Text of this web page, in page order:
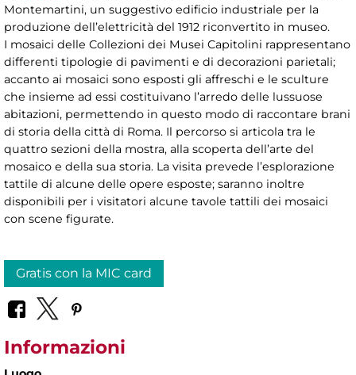
Montemartini, un suggestivo edificio industriale per la
produzione dell’elettricità del 1912 riconvertito in museo.
I mosaici delle Collezioni dei Musei Capitolini rappresentano
differenti tipologie di pavimenti e di decorazioni parietali;
accanto ai mosaici sono esposti gli affreschi e le sculture
che insieme ad essi costituivano l’arredo delle lussuose
abitazioni, permettendo in questo modo di raccontare brani
di storia della città di Roma. Il percorso si articola tra le
quattro sezioni della mostra, alla scoperta dell’arte del
mosaico e della sua storia. La visita prevede l’esplorazione
tattile di alcune delle opere esposte; saranno inoltre
disponibili per i visitatori alcune tavole tattili dei mosaici
con scene figurate.
Gratis con la MIC card
Informazioni